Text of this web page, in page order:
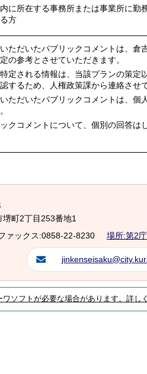
に所在する事務所または事業所に勤
方
ただいたパブリックコメントは、倉
の参考とさせていただきます。
定される情報は、当該プランの策定
するため、人権政策課から連絡させ
ただいたパブリックコメントは、個
クコメントについて、個別の回答は
堺町2丁目253番地1
ァックス:0858-22-8230 場所:第2
ソフトが必要な場合があります。詳し